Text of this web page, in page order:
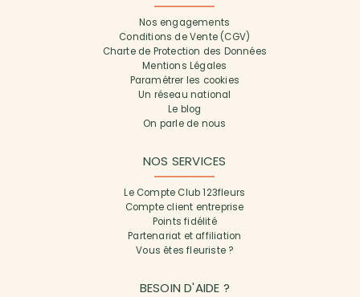
Nos engagements
Conditions de Vente (CGV)
Charte de Protection des Données
Mentions Légales
Paramétrer les cookies
Un réseau national
Le blog
On parle de nous
NOS SERVICES
Le Compte Club 123fleurs
Compte client entreprise
Points fidélité
Partenariat et affiliation
Vous êtes fleuriste ?
BESOIN D'AIDE ?